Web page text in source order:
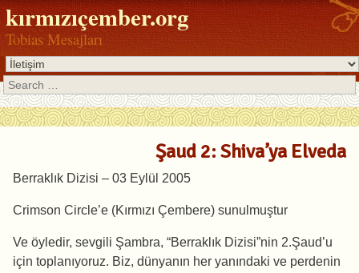
kırmızıçember.org
Tobias Mesajları
Search
Şaud 2: Shiva’ya Elveda
Berraklık Dizisi – 03 Eylül 2005
Crimson Circle’e (Kırmızı Çembere) sunulmuştur
Ve öyledir, sevgili Şambra, “Berraklık Dizisi”nin 2.Şaud’u
için toplanıyoruz. Biz, dünyanın her yanındaki ve perdenin